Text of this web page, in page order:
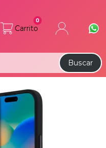
Carrito
0
Buscar